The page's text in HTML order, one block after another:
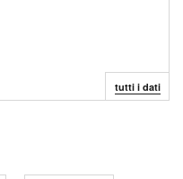
tutti i dati